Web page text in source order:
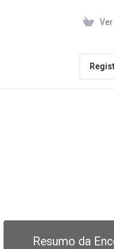
Resumo da